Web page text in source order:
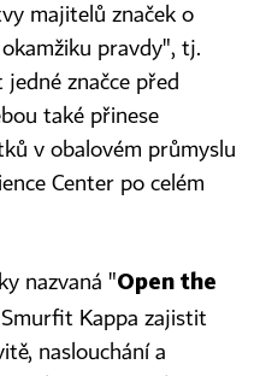
majitelů značek o
pravdy", tj.
značce před
také přinese
v obalovém průmyslu
Center po celém
nazvaná "Open the
Kappa zajistit
naslouchání a